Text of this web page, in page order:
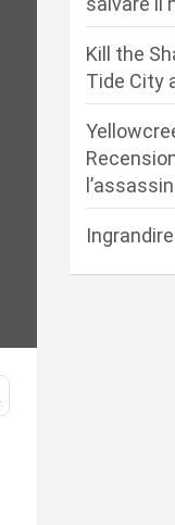
Kill the
Tide City